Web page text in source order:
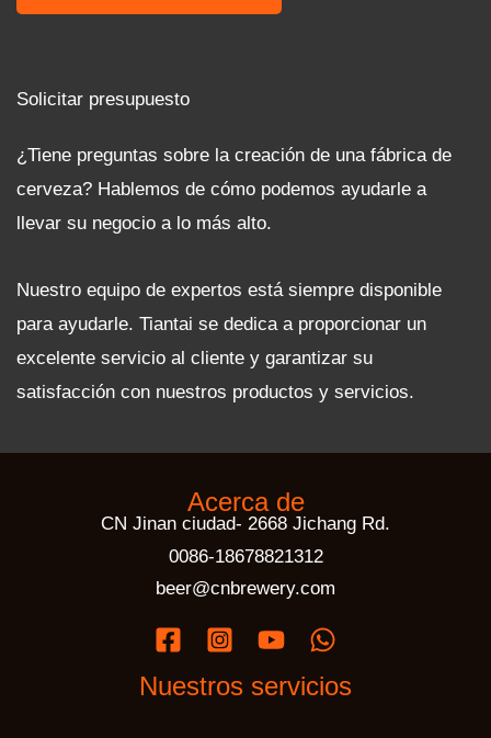
Solicitar presupuesto
¿Tiene preguntas sobre la creación de una fábrica de
cerveza? Hablemos de cómo podemos ayudarle a
llevar su negocio a lo más alto.
Nuestro equipo de expertos está siempre disponible
para ayudarle. Tiantai se dedica a proporcionar un
excelente servicio al cliente y garantizar su
satisfacción con nuestros productos y servicios.
Acerca de
CN Jinan ciudad- 2668 Jichang Rd.
0086-18678821312
beer@cnbrewery.com
Nuestros servicios